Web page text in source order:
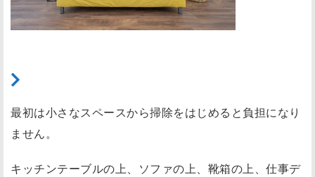
な
い
雑
か
最初は小さなスペースから掃除をはじめると負担になり
ません。
キッチンテーブルの上、ソファの上、靴箱の上、仕事デ